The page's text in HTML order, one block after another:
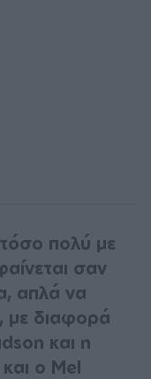
πολύ με
σαν
απλά να
με διαφορά
και η
ο Mel